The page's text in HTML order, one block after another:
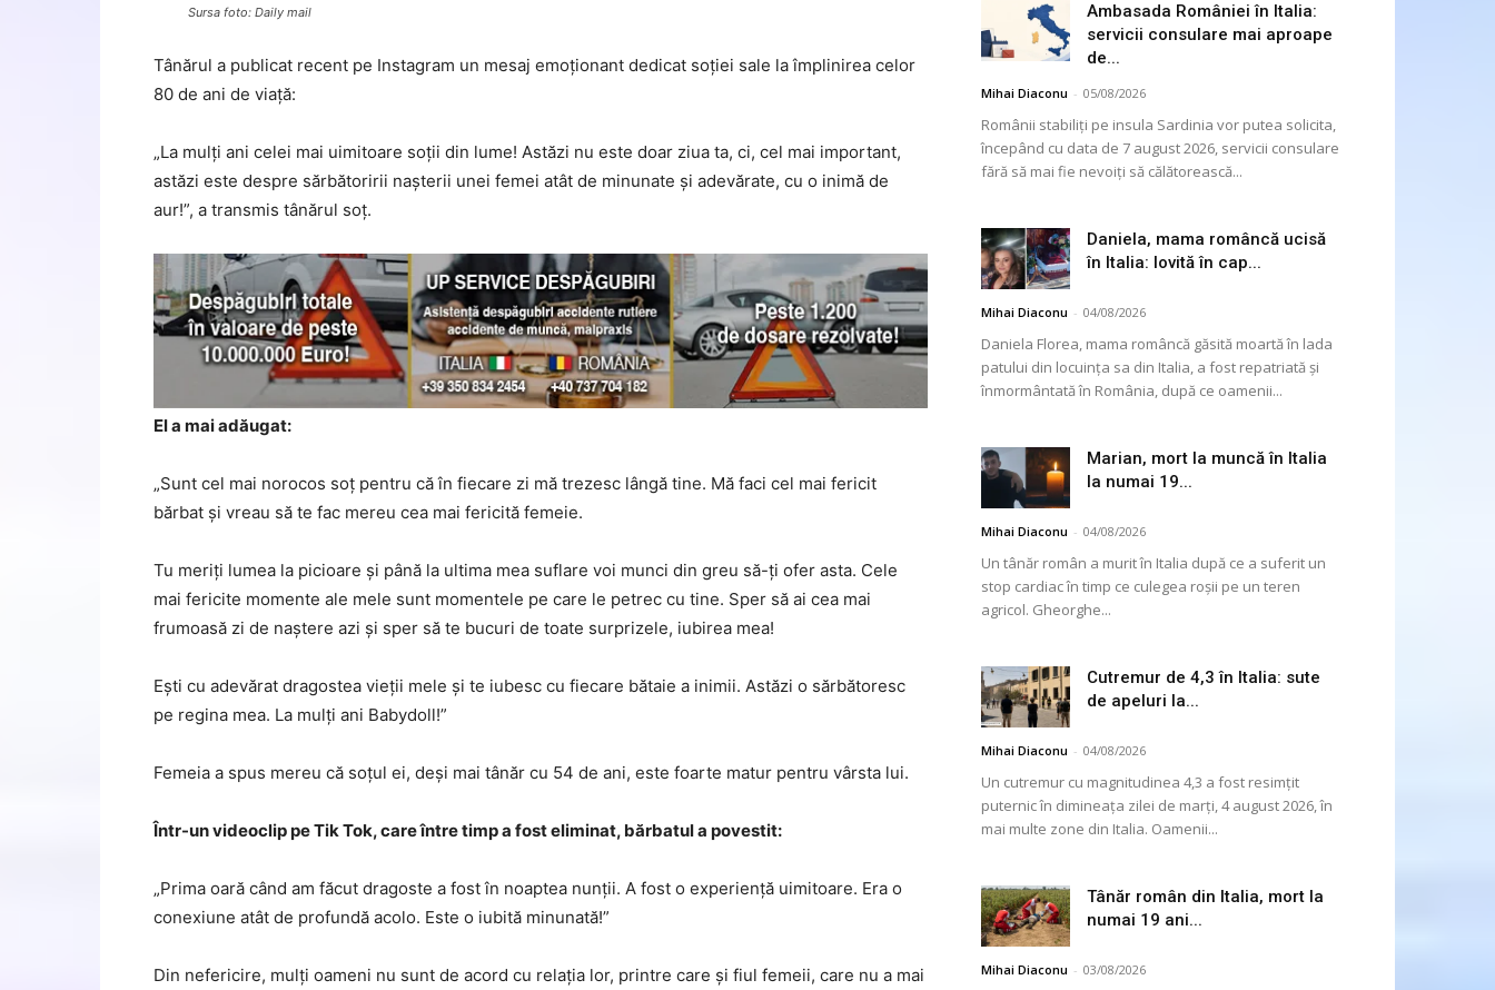
Sursa foto: Daily mail
Tânărul a publicat recent pe Instagram un mesaj emoționant dedicat soției sale la împlinirea celor
80 de ani de viață:
„La mulți ani celei mai uimitoare soții din lume! Astăzi nu este doar ziua ta, ci, cel mai important,
astăzi este despre sărbătoririi nașterii unei femei atât de minunate și adevărate, cu o inimă de
aur!”, a transmis tânărul soț.
El a mai adăugat:
„Sunt cel mai norocos soț pentru că în fiecare zi mă trezesc lângă tine. Mă faci cel mai fericit
bărbat și vreau să te fac mereu cea mai fericită femeie.
Tu meriți lumea la picioare și până la ultima mea suflare voi munci din greu să-ți ofer asta. Cele
mai fericite momente ale mele sunt momentele pe care le petrec cu tine. Sper să ai cea mai
frumoasă zi de naștere azi și sper să te bucuri de toate surprizele, iubirea mea!
Ești cu adevărat dragostea vieții mele și te iubesc cu fiecare bătaie a inimii. Astăzi o sărbătoresc
pe regina mea. La mulți ani Babydoll!”
Femeia a spus mereu că soțul ei, deși mai tânăr cu 54 de ani, este foarte matur pentru vârsta lui.
Într-un videoclip pe Tik Tok, care între timp a fost eliminat, bărbatul a povestit:
„Prima oară când am făcut dragoste a fost în noaptea nunții. A fost o experiență uimitoare. Era o
conexiune atât de profundă acolo. Este o iubită minunată!”
Din nefericire, mulți oameni nu sunt de acord cu relația lor, printre care și fiul femeii, care nu a mai
Ambasada României în Italia:
servicii consulare mai aproape
de...
Mihai Diaconu - 05/08/2026
Românii stabiliți pe insula Sardinia vor putea solicita,
începând cu data de 7 august 2026, servicii consulare
fără să mai fie nevoiți să călătorească...
Daniela, mama româncă ucisă
în Italia: lovită în cap...
Mihai Diaconu - 04/08/2026
Daniela Florea, mama româncă găsită moartă în lada
patului din locuința sa din Italia, a fost repatriată și
înmormântată în România, după ce oamenii...
Marian, mort la muncă în Italia
la numai 19...
Mihai Diaconu - 04/08/2026
Un tânăr român a murit în Italia după ce a suferit un
stop cardiac în timp ce culegea roșii pe un teren
agricol. Gheorghe...
Cutremur de 4,3 în Italia: sute
de apeluri la...
Mihai Diaconu - 04/08/2026
Un cutremur cu magnitudinea 4,3 a fost resimțit
puternic în dimineața zilei de marți, 4 august 2026, în
mai multe zone din Italia. Oamenii...
Tânăr român din Italia, mort la
numai 19 ani...
Mihai Diaconu - 03/08/2026